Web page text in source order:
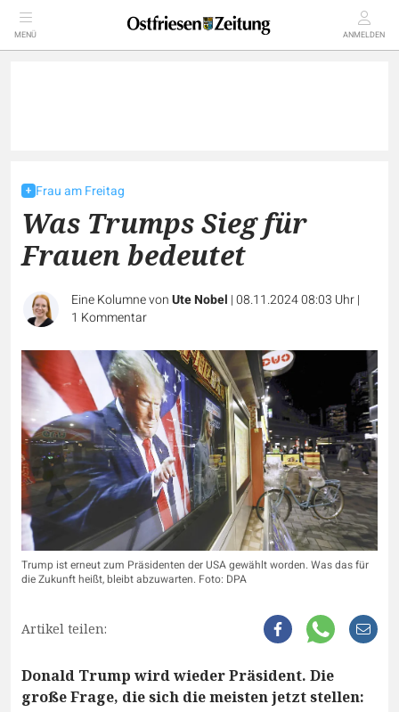
MENÜ ANMELDEN
Frau am Freitag
Was Trumps Sieg für
Frauen bedeutet
Eine Kolumne vonUte Nobel |08.11.2024 08:03 Uhr|
1 Kommentar
Trump ist erneut zum Präsidenten der USA gewählt worden. Was das für
die Zukunft heißt, bleibt abzuwarten. Foto: DPA
Artikel teilen:
Donald Trump wird wieder Präsident. Die
große Frage, die sich die meisten jetzt stellen: